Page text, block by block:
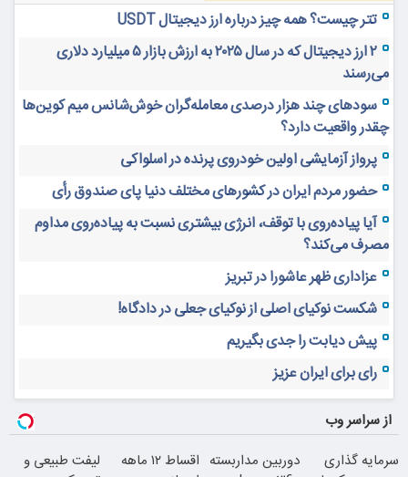
تتر چیست؟ همه چیز درباره ارز دیجیتال USDT
۲ ارز دیجیتال که در سال ۲۰۲۵ به ارزش بازار ۵ میلیارد دلاری
می‌رسند
سودهای چند هزار درصدی معامله‌گران خوش‌شانس میم کوین‌ها
چقدر واقعیت دارد؟
پرواز آزمایشی اولین خودروی پرنده در اسلواکی
حضور مردم ایران در کشورهای مختلف دنیا پای صندوق رأی
آیا پیاده‌روی با توقف، انرژی بیشتری نسبت به پیاده‌روی مداوم
مصرف می‌کند؟
عزاداری ظهر عاشورا در تبریز
شکست نوکیای اصلی از نوکیای جعلی در دادگاه!
پیش دیابت را جدی بگیریم
رای برای ایران عزیز
از سراسر وب
سرمایه گذاری
دوربین مداربسته
اقساط ۱۲ ماهه
لیفت طبیعی و